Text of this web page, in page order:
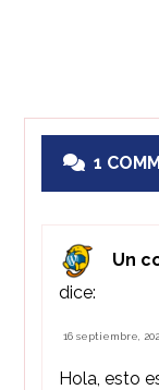
1
Un
dice:
16 septiembre,
Hola, esto